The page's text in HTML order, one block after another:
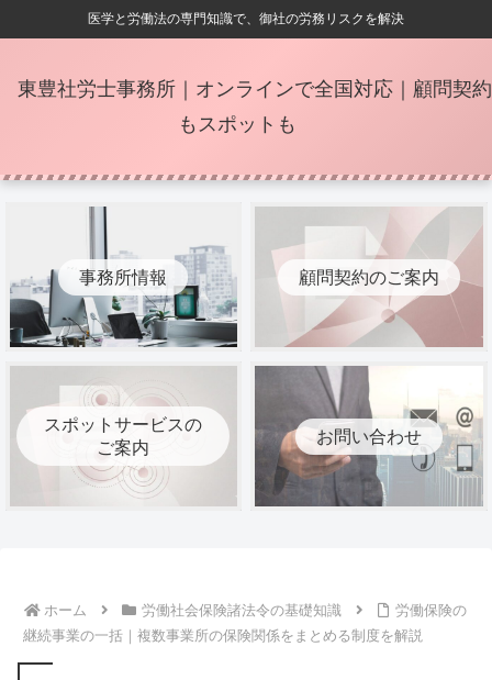
医学と労働法の専門知識で、御社の労務リスクを解決
東豊社労士事務所｜オンラインで全国対応｜顧問契約
もスポットも
事務所情報 顧問契約のご案内
スポットサービスの
ご案内
お問い合わせ
ホーム 労働社会保険諸法令の基礎知識
労働保険の
継続事業の一括｜複数事業所の保険関係をまとめる制度を解説